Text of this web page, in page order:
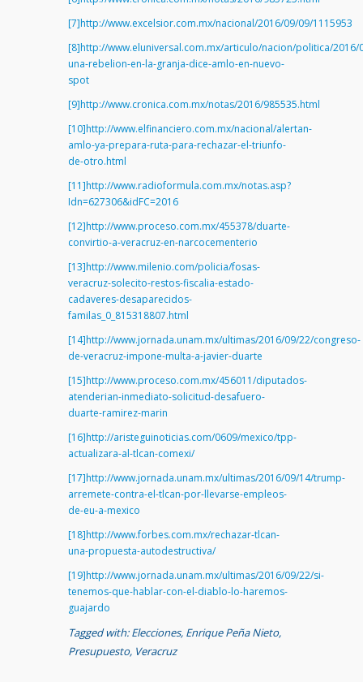
[7]http://www.excelsior.com.mx/nacional/2016/09/09/1115953
[8]http://www.eluniversal.com.mx/articulo/nacion/politica/2016/
una-rebelion-en-la-granja-dice-amlo-en-nuevo-
spot
[9]http://www.cronica.com.mx/notas/2016/985535.html
[10]http://www.elfinanciero.com.mx/nacional/alertan-
amlo-ya-prepara-ruta-para-rechazar-el-triunfo-
de-otro.html
[11]http://www.radioformula.com.mx/notas.asp?
Idn=627306&idFC=2016
[12]http://www.proceso.com.mx/455378/duarte-
convirtio-a-veracruz-en-narcocementerio
[13]http://www.milenio.com/policia/fosas-
veracruz-solecito-restos-fiscalia-estado-
cadaveres-desaparecidos-
familas_0_815318807.html
[14]http://www.jornada.unam.mx/ultimas/2016/09/22/congreso-
de-veracruz-impone-multa-a-javier-duarte
[15]http://www.proceso.com.mx/456011/diputados-
atenderian-inmediato-solicitud-desafuero-
duarte-ramirez-marin
[16]http://aristeguinoticias.com/0609/mexico/tpp-
actualizara-al-tlcan-comexi/
[17]http://www.jornada.unam.mx/ultimas/2016/09/14/trump-
arremete-contra-el-tlcan-por-llevarse-empleos-
de-eu-a-mexico
[18]http://www.forbes.com.mx/rechazar-tlcan-
una-propuesta-autodestructiva/
[19]http://www.jornada.unam.mx/ultimas/2016/09/22/si-
tenemos-que-hablar-con-el-diablo-lo-haremos-
guajardo
Tagged with: Elecciones, Enrique Peña Nieto,
Presupuesto, Veracruz